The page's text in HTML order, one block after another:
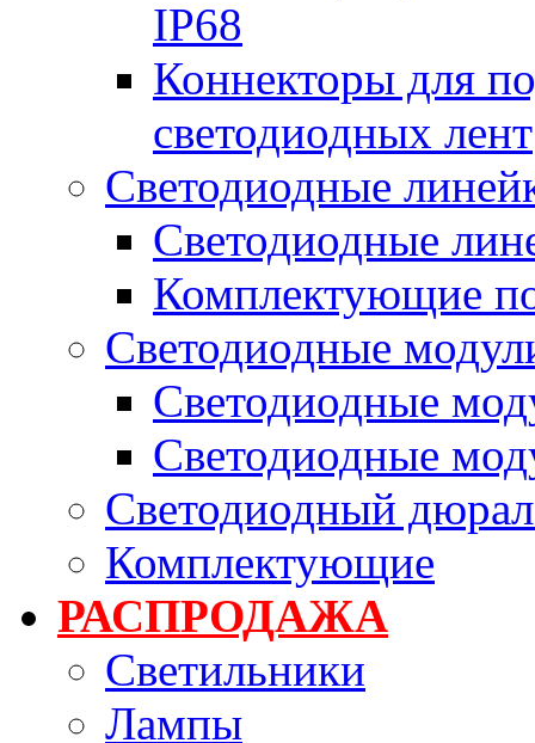
IP68
Коннекторы для
светодиодных лент
Светодиодные
Светодиодные
Комплектующие
Светодиодные
Светодиодные
Светодиодные
Светодиодный
Комплектующие
РАСПРОДАЖА
Светильники
Лампы